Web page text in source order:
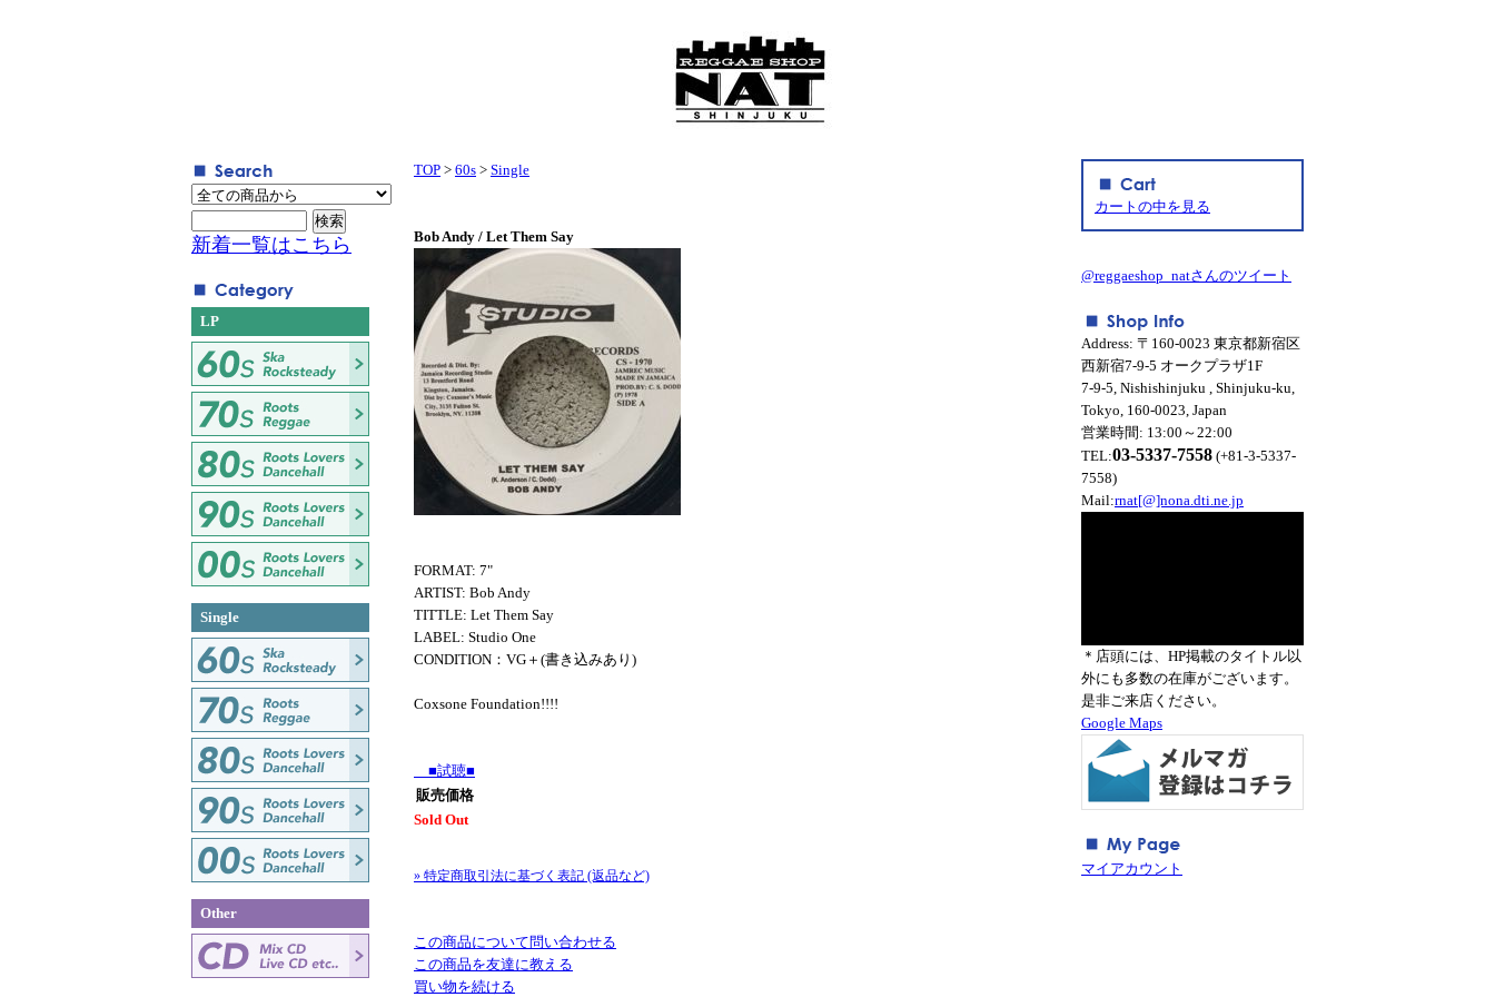
TOP > 60s > Single
Bob Andy / Let Them Say
FORMAT: 7"
ARTIST: Bob Andy
TITTLE: Let Them Say
LABEL: Studio One
CONDITION：VG＋(書き込みあり)
Coxsone Foundation!!!!
■試聴■
販売価格
Sold Out
» 特定商取引法に基づく表記 (返品など)
この商品について問い合わせる
この商品を友達に教える
買い物を続ける
新着一覧はこちら
LP
Single
Other
カートの中を見る
@reggaeshop_natさんのツイート
Address: 〒160-0023 東京都新宿区
西新宿7-9-5 オークプラザ1F
7-9-5, Nishishinjuku , Shinjuku-ku,
Tokyo, 160-0023, Japan
営業時間: 13:00～22:00
TEL:03-5337-7558 (+81-3-5337-
7558)
Mail:rnat[@]nona.dti.ne.jp
＊店頭には、HP掲載のタイトル以
外にも多数の在庫がございます。
是非ご来店ください。
Google Maps
マイアカウント